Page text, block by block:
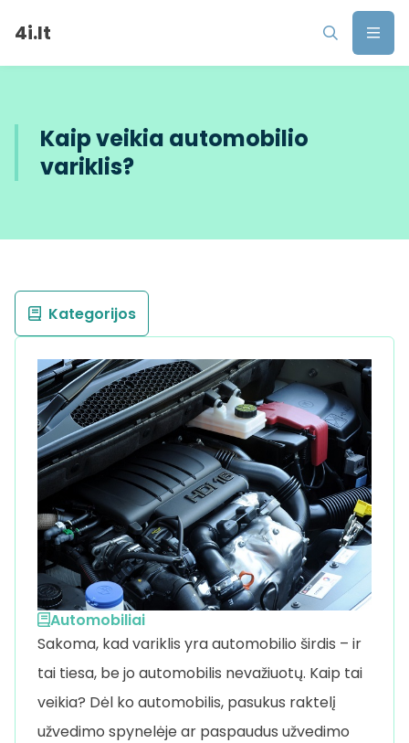
4i.lt
Kaip veikia automobilio
variklis?
Automobiliai
Sakoma, kad variklis yra automobilio širdis – ir
tai tiesa, be jo automobilis nevažiuotų. Kaip tai
veikia? Dėl ko automobilis, pasukus raktelį
užvedimo spynelėje ar paspaudus užvedimo
Kategorijos